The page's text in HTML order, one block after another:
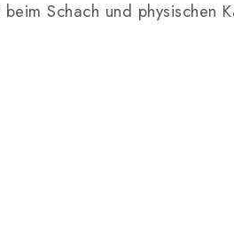
Schach und physischen